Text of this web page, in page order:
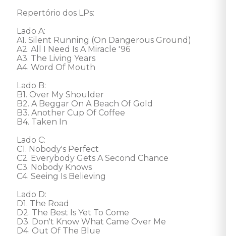
Repertório dos LPs:
Lado A:
A1. Silent Running (On Dangerous Ground)
A2. All I Need Is A Miracle '96
A3. The Living Years
A4. Word Of Mouth
Lado B:
B1. Over My Shoulder
B2. A Beggar On A Beach Of Gold
B3. Another Cup Of Coffee
B4. Taken In
Lado C:
C1. Nobody's Perfect
C2. Everybody Gets A Second Chance
C3. Nobody Knows
C4. Seeing Is Believing
Lado D:
D1. The Road
D2. The Best Is Yet To Come
D3. Don't Know What Came Over Me
D4. Out Of The Blue